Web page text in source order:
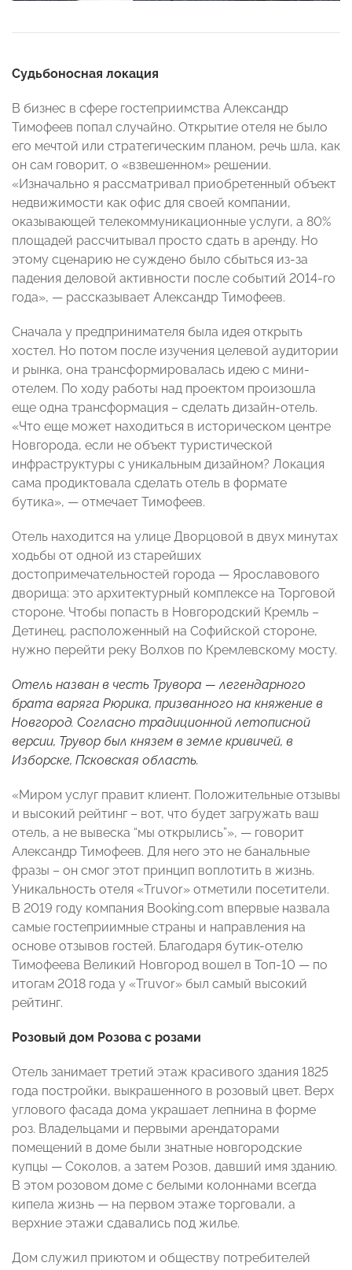
Судьбоносная локация
В бизнес в сфере гостеприимства Александр
Тимофеев попал случайно. Открытие отеля не было
его мечтой или стратегическим планом, речь шла, как
он сам говорит, о «взвешенном» решении.
«Изначально я рассматривал приобретенный объект
недвижимости как офис для своей компании,
оказывающей телекоммуникационные услуги, а 80%
площадей рассчитывал просто сдать в аренду. Но
этому сценарию не суждено было сбыться из-за
падения деловой активности после событий 2014-го
года», — рассказывает Александр Тимофеев.
Сначала у предпринимателя была идея открыть
хостел. Но потом после изучения целевой аудитории
и рынка, она трансформировалась идею с мини-
отелем. По ходу работы над проектом произошла
еще одна трансформация – сделать дизайн-отель.
«Что еще может находиться в историческом центре
Новгорода, если не объект туристической
инфраструктуры с уникальным дизайном? Локация
сама продиктовала сделать отель в формате
бутика», — отмечает Тимофеев.
Отель находится на улице Дворцовой в двух минутах
ходьбы от одной из старейших
достопримечательностей города — Ярославового
дворища: это архитектурный комплексе на Торговой
стороне. Чтобы попасть в Новгородский Кремль –
Детинец, расположенный на Софийской стороне,
нужно перейти реку Волхов по Кремлевскому мосту.
Отель назван в честь Трувора — легендарного
брата варяга Рюрика, призванного на княжение в
Новгород. Согласно традиционной летописной
версии, Трувор был князем в земле кривичей, в
Изборске, Псковская область.
«Миром услуг правит клиент. Положительные отзывы
и высокий рейтинг – вот, что будет загружать ваш
отель, а не вывеска “мы открылись”», — говорит
Александр Тимофеев. Для него это не банальные
фразы – он смог этот принцип воплотить в жизнь.
Уникальность отеля «Truvor» отметили посетители.
В 2019 году компания Booking.com впервые назвала
самые гостеприимные страны и направления на
основе отзывов гостей. Благодаря бутик-отелю
Тимофеева Великий Новгород вошел в Топ-10 — по
итогам 2018 года у «Truvor» был самый высокий
рейтинг.
Розовый дом Розова с розами
Отель занимает третий этаж красивого здания 1825
года постройки, выкрашенного в розовый цвет. Верх
углового фасада дома украшает лепнина в форме
роз. Владельцами и первыми арендаторами
помещений в доме были знатные новгородские
купцы — Соколов, а затем Розов, давший имя зданию.
В этом розовом доме с белыми колоннами всегда
кипела жизнь — на первом этаже торговали, а
верхние этажи сдавались под жилье.
Дом служил приютом и обществу потребителей